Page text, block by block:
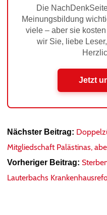
Die
Meinungsbildung
viele – aber sie
wir Sie, liebe
Jetzt
Nächster Beitrag:
Mitgliedschaft Palästinas,
Vorheriger Beitrag:
Lauterbachs